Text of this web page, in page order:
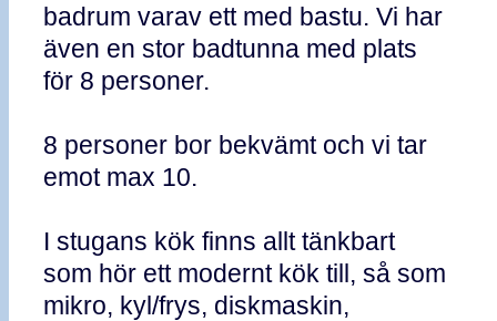
badrum varav ett med bastu. Vi har
även en stor badtunna med plats
för 8 personer.
8 personer bor bekvämt och vi tar
emot max 10.
I stugans kök finns allt tänkbart
som hör ett modernt kök till, så som
mikro, kyl/frys, diskmaskin,